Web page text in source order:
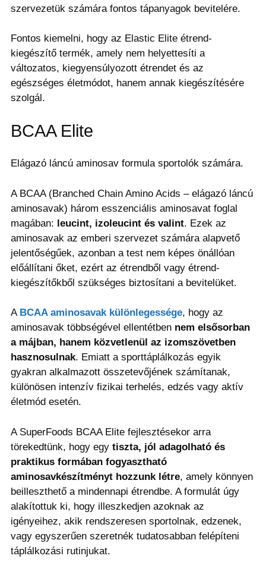
szervezetük számára fontos tápanyagok bevitelére.
Fontos kiemelni, hogy az Elastic Elite étrend-
kiegészítő termék, amely nem helyettesíti a
változatos, kiegyensúlyozott étrendet és az
egészséges életmódot, hanem annak kiegészítésére
szolgál.
BCAA Elite
Elágazó láncú aminosav formula sportolók számára.
A BCAA (Branched Chain Amino Acids – elágazó láncú
aminosavak) három esszenciális aminosavat foglal
magában: leucint, izoleucint és valint. Ezek az
aminosavak az emberi szervezet számára alapvető
jelentőségűek, azonban a test nem képes önállóan
előállítani őket, ezért az étrendből vagy étrend-
kiegészítőkből szükséges biztosítani a bevitelüket.
A BCAA aminosavak különlegessége, hogy az
aminosavak többségével ellentétben nem elsősorban
a májban, hanem közvetlenül az izomszövetben
hasznosulnak. Emiatt a sporttáplálkozás egyik
gyakran alkalmazott összetevőjének számítanak,
különösen intenzív fizikai terhelés, edzés vagy aktív
életmód esetén.
A SuperFoods BCAA Elite fejlesztésekor arra
törekedtünk, hogy egy tiszta, jól adagolható és
praktikus formában fogyasztható
aminosavkészítményt hozzunk létre, amely könnyen
beilleszthető a mindennapi étrendbe. A formulát úgy
alakítottuk ki, hogy illeszkedjen azoknak az
igényeihez, akik rendszeresen sportolnak, edzenek,
vagy egyszerűen szeretnék tudatosabban felépíteni
táplálkozási rutinjukat.